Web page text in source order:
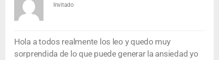
Invitado
Hola a todos realmente los leo y quedo muy
sorprendida de lo que puede generar la ansiedad yo